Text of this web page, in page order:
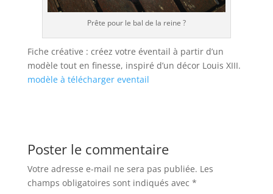
Prête pour le bal de la reine ?
Fiche créative : créez votre éventail à partir d’un
modèle tout en finesse, inspiré d’un décor Louis XIII.
modèle à télécharger eventail
Poster le commentaire
Votre adresse e-mail ne sera pas publiée. Les
champs obligatoires sont indiqués avec *